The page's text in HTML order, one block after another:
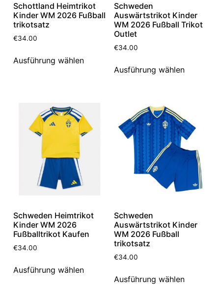
Schottland Heimtrikot
Kinder WM 2026 Fußball
trikotsatz
€34.00
Ausführung wählen
Schweden
Auswärtstrikot Kinder
WM 2026 Fußball Trikot
Outlet
€34.00
Ausführung wählen
Schweden Heimtrikot
Kinder WM 2026
Fußballtrikot Kaufen
€34.00
Ausführung wählen
Schweden
Auswärtstrikot Kinder
WM 2026 Fußball
trikotsatz
€34.00
Ausführung wählen